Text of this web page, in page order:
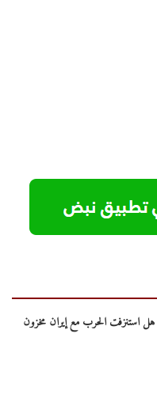
هل استنزفت الحرب مع إيران مخزون